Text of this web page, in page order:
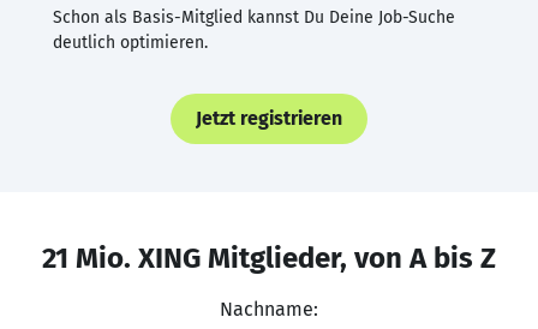
Schon als Basis-Mitglied kannst Du Deine Job-Suche
deutlich optimieren.
Jetzt registrieren
21 Mio. XING Mitglieder, von A bis Z
Nachname: